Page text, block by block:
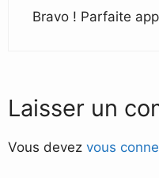
Bravo ! Parfaite
Laisser un
Vous devez vous